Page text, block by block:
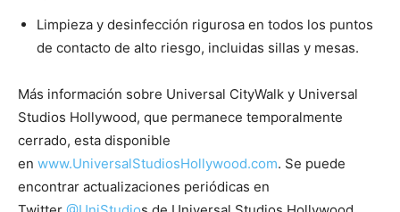
Limpieza y desinfección rigurosa en todos los puntos
de contacto de alto riesgo, incluidas sillas y mesas.
Más información sobre Universal CityWalk y Universal
Studios Hollywood, que permanece temporalmente
cerrado, esta disponible
en www.UniversalStudiosHollywood.com. Se puede
encontrar actualizaciones periódicas en